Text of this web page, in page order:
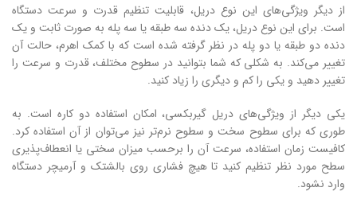
از دیگر ویژگی‌های این نوع دریل، قابلیت تنظیم قدرت و سرعت دستگاه
است. برای این نوع دریل، یک دنده سه طبقه یا سه پله به صورت ثابت و یک
دنده دو طبقه یا دو پله در نظر گرفته شده است که با کمک اهرم، حالت آن
تغییر می‌کند. به شکلی که شما بتوانید در سطوح مختلف، قدرت و سرعت را
تغییر دهید و یکی را کم و دیگری را زیاد کنید.
یکی دیگر از ویژگی‌های دریل گیربکسی، امکان استفاده دو کاره است. به
طوری که برای سطوح سخت و سطوح نرم‌تر نیز می‌توان از آن استفاده کرد.
کافیست زمان استفاده، سرعت آن را برحسب میزان سختی یا انعطاف‌پذیری
سطح مورد نظر تنظیم کنید تا هیچ فشاری روی بالشتک و آرمیچر دستگاه
وارد نشود.